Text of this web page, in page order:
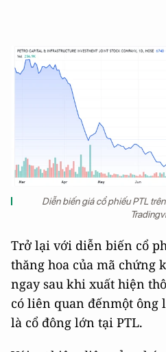
Diễn biến giá cổ phiếu PTL
Trở lại với diễn biến cổ
thăng hoa của mã chứng
ngay sau khi xuất hiện
có liên quan đếnmột ông
là cổ đông lớn tại PTL.